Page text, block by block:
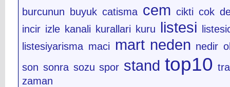
burcunun
buyuk catisma cem cikti cok
incir izle kanali kurallari kuru listesi
listesiyarisma maci mart neden nedir
son sonra sozu spor stand top10
zaman